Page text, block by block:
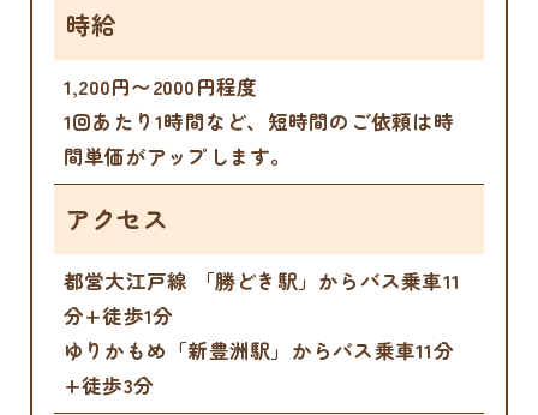
時給
1,200円〜2000円程度
1回あたり1時間など、短時間のご依頼は時
間単価がアップします。
アクセス
都営大江戸線 「勝どき駅」からバス乗車11
分+徒歩1分
ゆりかもめ「新豊洲駅」からバス乗車11分
+徒歩3分